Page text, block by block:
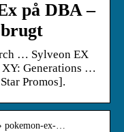
på DBA –
… Sylveon EX
Generations …
Promos].
pokemon-ex-…